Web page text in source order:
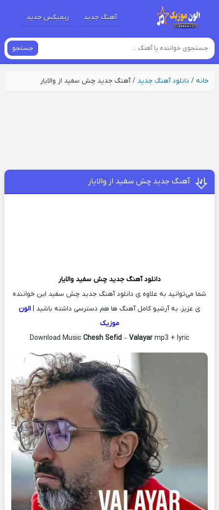
آهنگ جدید ریمیکس جدید
جستجو
خانه/ دانلود آهنگ جدید /آهنگ جدید چش سفید از والایار
آهنگ جدید چش سفید از والایار
دانلود آهنگ جدید چش سفید والایار
شما می‌توانید به علاوه ی دانلود آهنگ جدید چش سفید این خواننده
ی عزیز، به آرشیو کامل آهنگ ها هم دسترسی داشته باشید | الون
موزیک
Download Music Chesh Sefid – Valayar mp3 + lyric